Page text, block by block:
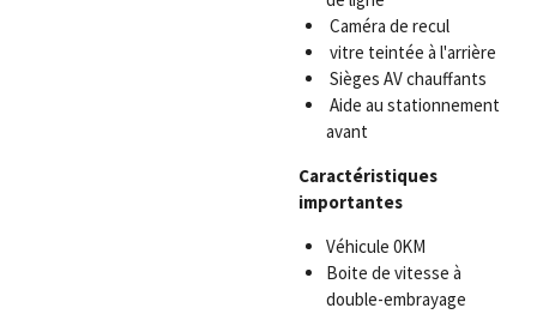
Caméra de recul
vitre teintée à l'arrière
Sièges AV chauffants
Aide au stationnement
avant
Caractéristiques
importantes
Véhicule 0KM
Boite de vitesse à
double-embrayage